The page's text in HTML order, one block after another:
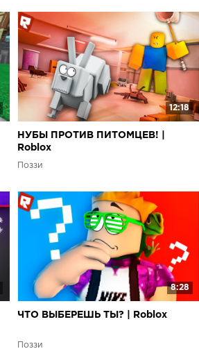
12:18
НУБЫ ПРОТИВ ПИТОМЦЕВ! |
Roblox
Поззи
8:28
ЧТО ВЫБЕРЕШЬ ТЫ? | Roblox
Поззи